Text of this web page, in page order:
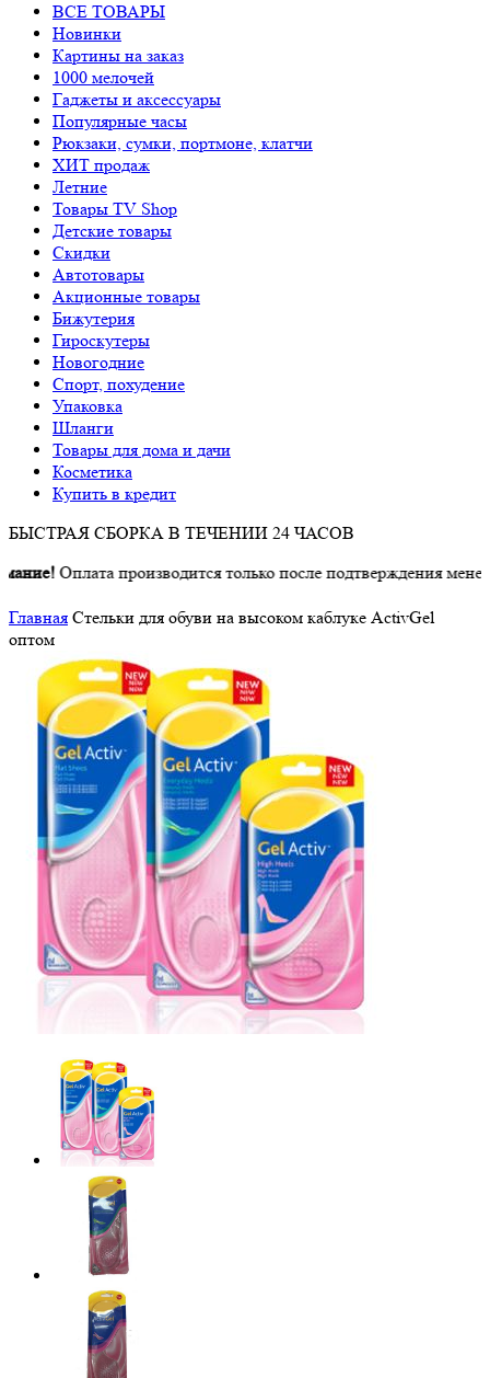
ВСЕ ТОВАРЫ
Новинки
Картины на заказ
1000 мелочей
Гаджеты и аксессуары
Популярные часы
Рюкзаки, сумки, портмоне, клатчи
ХИТ продаж
Летние
Товары TV Shop
Детские товары
Cкидки
Автотовары
Акционные товары
Бижутерия
Гироскутеры
Новогодние
Спорт, похудение
Упаковка
Шланги
Товары для дома и дачи
Косметика
Купить в кредит
БЫСТРАЯ СБОРКА В ТЕЧЕНИИ 24 ЧАСОВ
Оплата производится только после подтверждения
Главная Стельки для обуви на высоком каблуке ActivGel
оптом